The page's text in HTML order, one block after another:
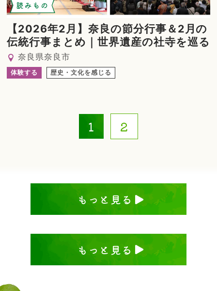
読みもの
【2026年2月】奈良の節分行事＆2月の
伝統行事まとめ｜世界遺産の社寺を巡る
奈良県奈良市
体験する 歴史・文化を感じる
1 2
もっと見る
もっと見る